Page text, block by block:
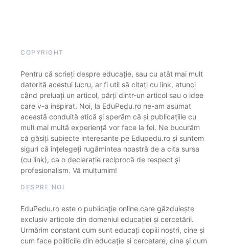
COPYRIGHT
Pentru că scrieți despre educație, sau cu atât mai mult
datorită acestui lucru, ar fi util să citați cu link, atunci
când preluați un articol, părți dintr-un articol sau o idee
care v-a inspirat. Noi, la EduPedu.ro ne-am asumat
această conduită etică și sperăm că și publicațiile cu
mult mai multă experiență vor face la fel. Ne bucurăm
că găsiți subiecte interesante pe Edupedu.ro și suntem
siguri că înțelegeți rugămintea noastră de a cita sursa
(cu link), ca o declarație reciprocă de respect și
profesionalism. Vă mulțumim!
DESPRE NOI
EduPedu.ro este o publicație online care găzduiește
exclusiv articole din domeniul educației și cercetării.
Urmărim constant cum sunt educați copiii noștri, cine și
cum face politicile din educație și cercetare, cine și cum